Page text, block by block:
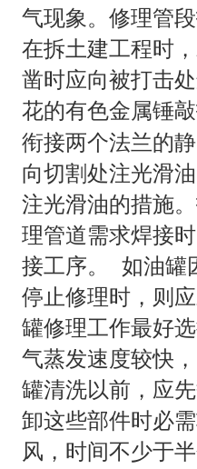
气现象。修理管
在拆土建工程时
凿时应向被打击
花的有色金属锤
衔接两个法兰的
向切割处注光滑
注光滑油的措施
理管道需求焊接
接工序。 如油罐
停止修理时，则
罐修理工作最好
气蒸发速度较快
罐清洗以前，应
卸这些部件时必
风，时间不少于